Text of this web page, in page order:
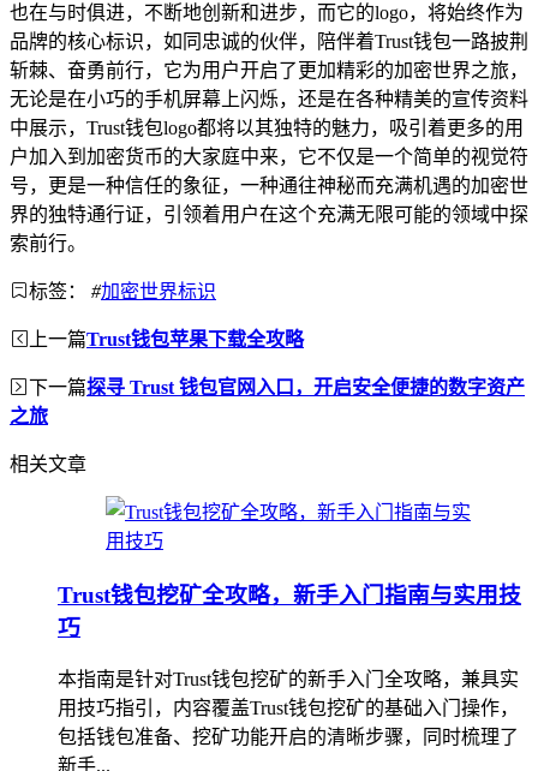
也在与时俱进，不断地创新和进步，而它的logo，将始终作为
品牌的核心标识，如同忠诚的伙伴，陪伴着Trust钱包一路披荆
斩棘、奋勇前行，它为用户开启了更加精彩的加密世界之旅，
无论是在小巧的手机屏幕上闪烁，还是在各种精美的宣传资料
中展示，Trust钱包logo都将以其独特的魅力，吸引着更多的用
户加入到加密货币的大家庭中来，它不仅是一个简单的视觉符
号，更是一种信任的象征，一种通往神秘而充满机遇的加密世
界的独特通行证，引领着用户在这个充满无限可能的领域中探
索前行。
标签： #加密世界标识
上一篇Trust钱包苹果下载全攻略
下一篇探寻 Trust 钱包官网入口，开启安全便捷的数字资产
之旅
相关文章
Trust钱包挖矿全攻略，新手入门指南与实用技
巧
本指南是针对Trust钱包挖矿的新手入门全攻略，兼具实
用技巧指引，内容覆盖Trust钱包挖矿的基础入门操作，
包括钱包准备、挖矿功能开启的清晰步骤，同时梳理了
新手...